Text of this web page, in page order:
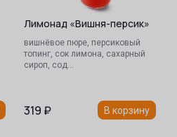
Лимонад «Вишня-персик»
вишнёвое пюре, персиковый
топинг, сок лимона, сахарный
сироп, сод…
319 ₽ В корзину